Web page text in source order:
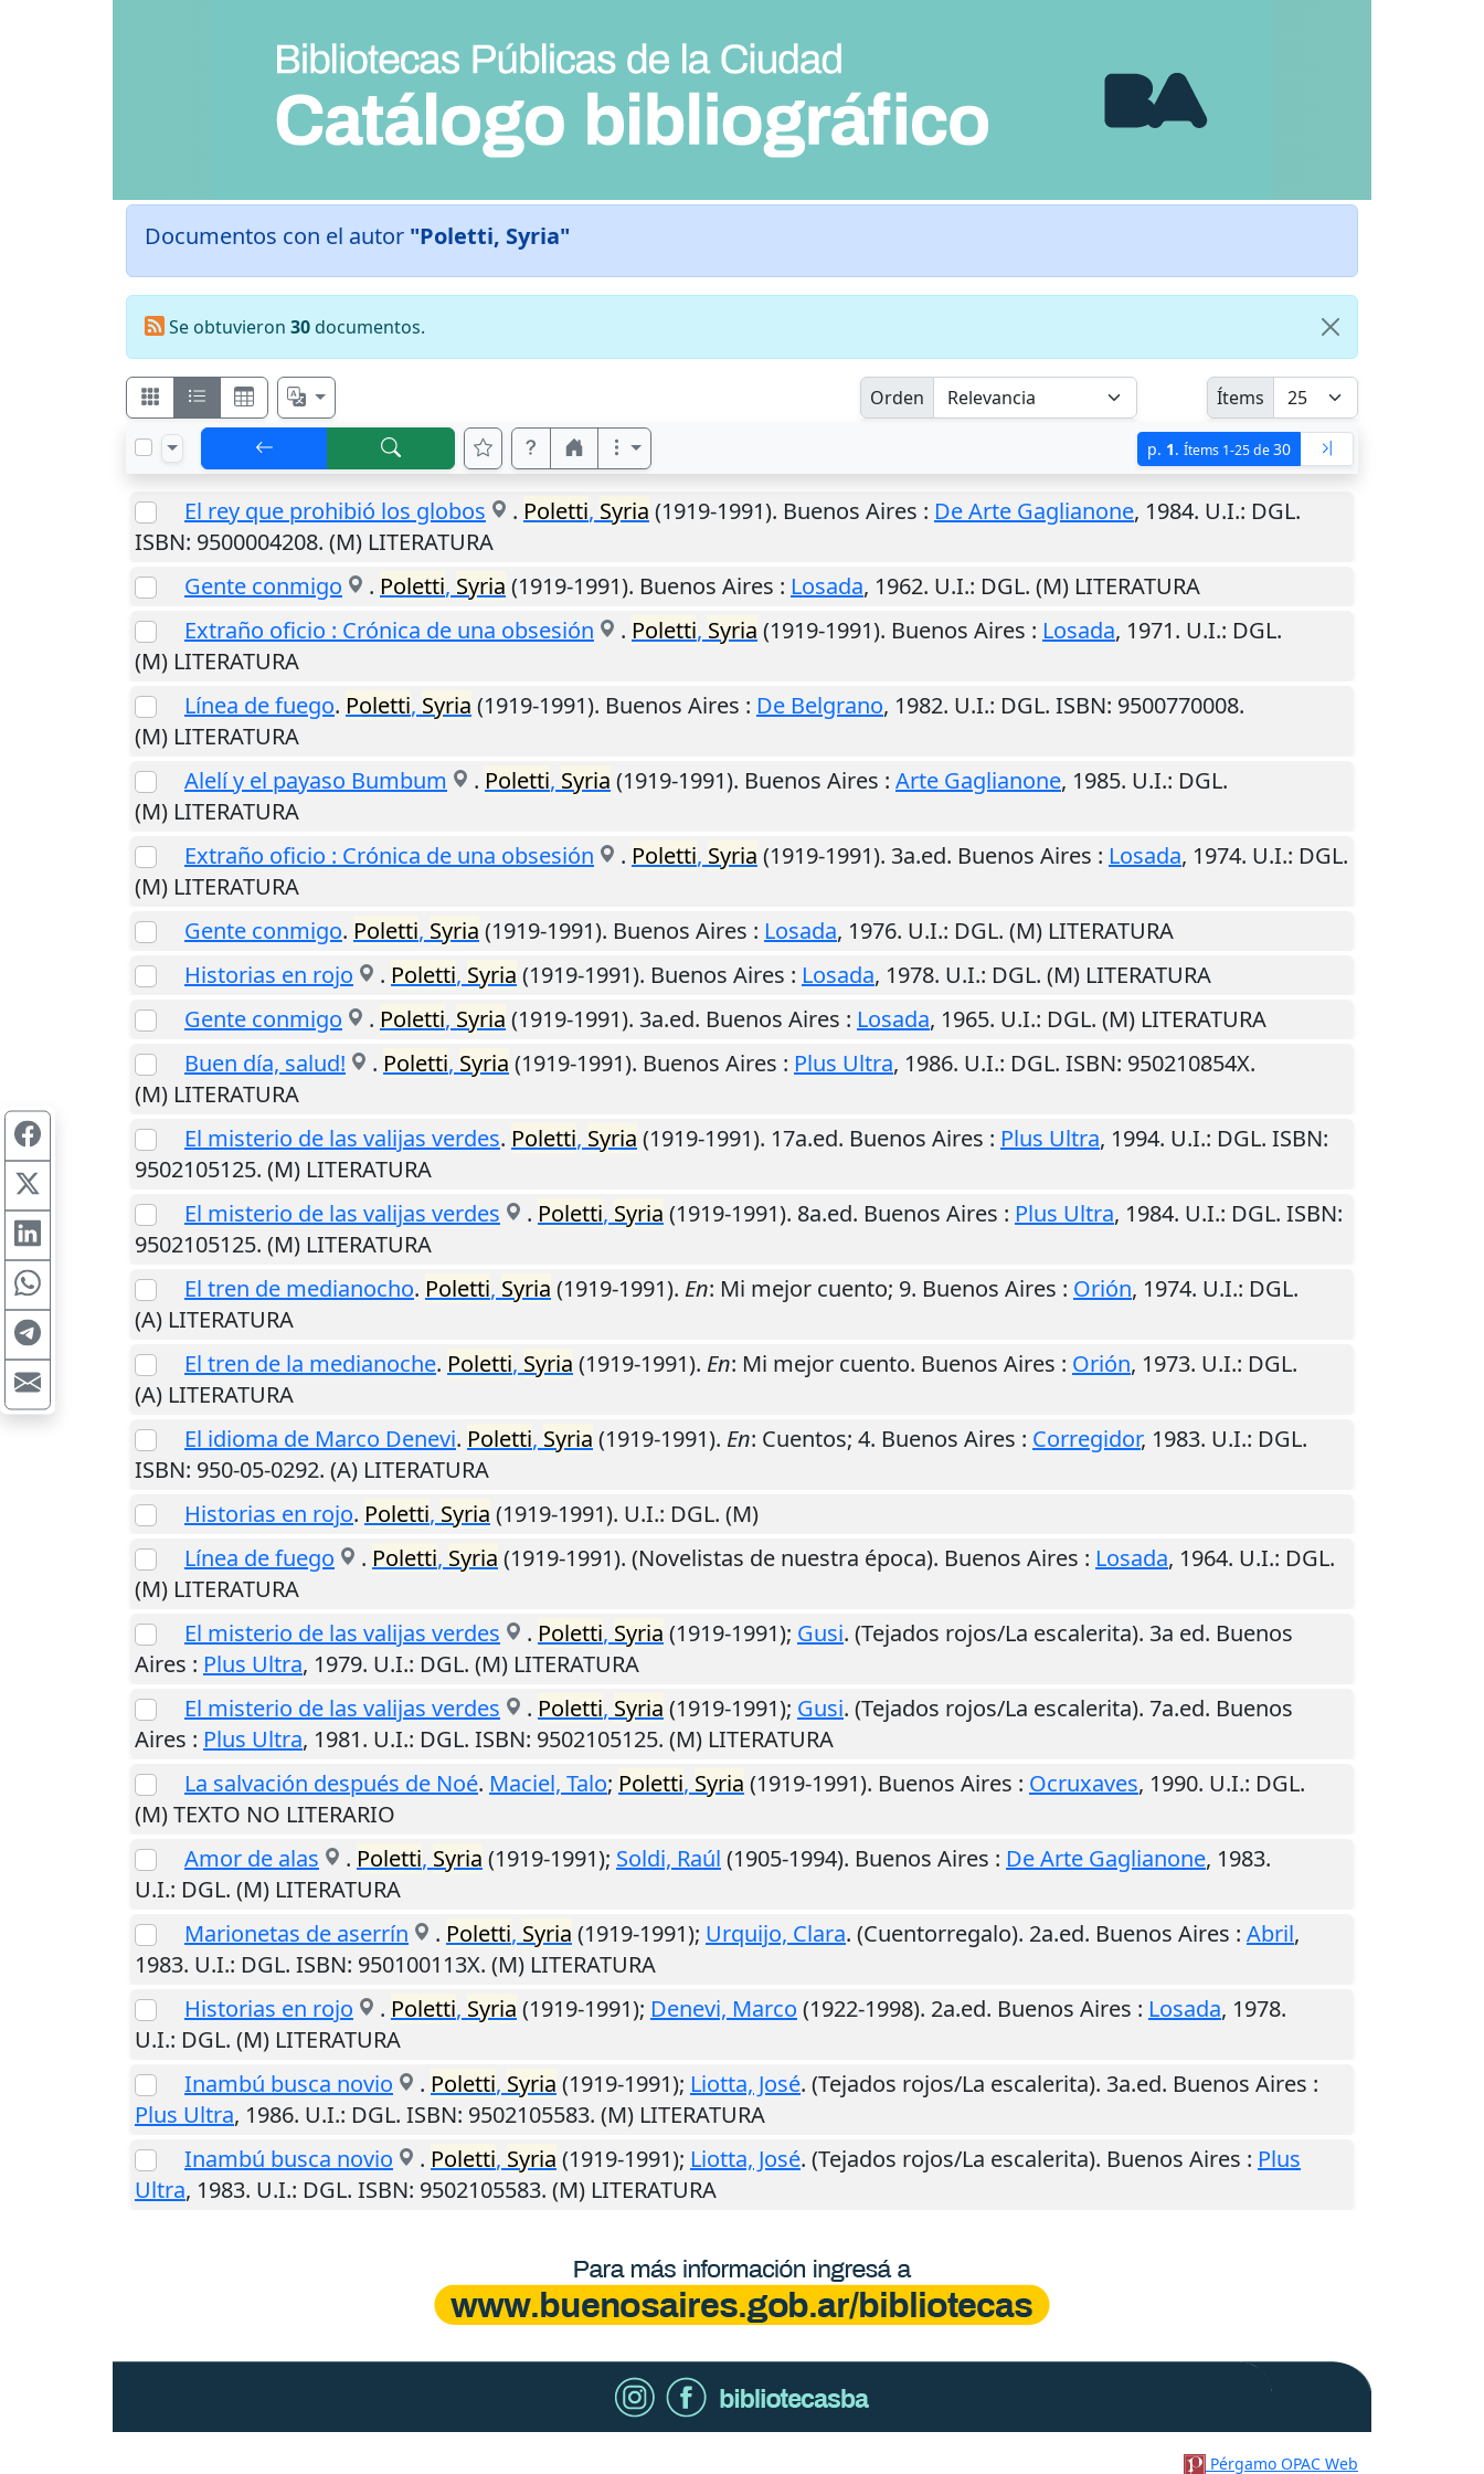
Documentos con el autor "Poletti, Syria"
Se obtuvieron 30documentos.
Orden Ítems
p. 1. Ítems 1-25 de30
El rey que prohibió los globos . Poletti, Syria (1919-1991). Buenos Aires : De Arte Gaglianone, 1984. U.I.: DGL.
ISBN: 9500004208. (M) LITERATURA
Gente conmigo
. Poletti, Syria (1919-1991). Buenos Aires : Losada, 1962. U.I.: DGL. (M) LITERATURA
Extraño oficio : Crónica de una obsesión
. Poletti, Syria (1919-1991). Buenos Aires : Losada, 1971. U.I.: DGL.
(M) LITERATURA
Línea de fuego. Poletti, Syria (1919-1991). Buenos Aires : De Belgrano, 1982. U.I.: DGL. ISBN: 9500770008.
(M) LITERATURA
Alelí y el payaso Bumbum
. Poletti, Syria (1919-1991). Buenos Aires : Arte Gaglianone, 1985. U.I.: DGL.
(M) LITERATURA
Extraño oficio : Crónica de una obsesión
. Poletti, Syria (1919-1991). 3a.ed. Buenos Aires : Losada, 1974. U.I.: DGL.
(M) LITERATURA
Gente conmigo. Poletti, Syria (1919-1991). Buenos Aires : Losada, 1976. U.I.: DGL. (M) LITERATURA
Historias en rojo
. Poletti, Syria (1919-1991). Buenos Aires : Losada, 1978. U.I.: DGL. (M) LITERATURA
Gente conmigo
. Poletti, Syria (1919-1991). 3a.ed. Buenos Aires : Losada, 1965. U.I.: DGL. (M) LITERATURA
Buen día, salud!
. Poletti, Syria (1919-1991). Buenos Aires : Plus Ultra, 1986. U.I.: DGL. ISBN: 950210854X.
(M) LITERATURA
El misterio de las valijas verdes. Poletti, Syria (1919-1991). 17a.ed. Buenos Aires : Plus Ultra, 1994. U.I.: DGL. ISBN:
9502105125. (M) LITERATURA
El misterio de las valijas verdes
. Poletti, Syria (1919-1991). 8a.ed. Buenos Aires : Plus Ultra, 1984. U.I.: DGL. ISBN:
9502105125. (M) LITERATURA
El tren de medianocho. Poletti, Syria (1919-1991). En: Mi mejor cuento; 9. Buenos Aires : Orión, 1974. U.I.: DGL.
(A) LITERATURA
El tren de la medianoche. Poletti, Syria (1919-1991). En: Mi mejor cuento. Buenos Aires : Orión, 1973. U.I.: DGL.
(A) LITERATURA
El idioma de Marco Denevi. Poletti, Syria (1919-1991). En: Cuentos; 4. Buenos Aires : Corregidor, 1983. U.I.: DGL.
ISBN: 950-05-0292. (A) LITERATURA
Historias en rojo. Poletti, Syria (1919-1991). U.I.: DGL. (M)
Línea de fuego
. Poletti, Syria (1919-1991). (Novelistas de nuestra época). Buenos Aires : Losada, 1964. U.I.: DGL.
(M) LITERATURA
El misterio de las valijas verdes
. Poletti, Syria (1919-1991); Gusi. (Tejados rojos/La escalerita). 3a ed. Buenos
Aires : Plus Ultra, 1979. U.I.: DGL. (M) LITERATURA
El misterio de las valijas verdes
. Poletti, Syria (1919-1991); Gusi. (Tejados rojos/La escalerita). 7a.ed. Buenos
Aires : Plus Ultra, 1981. U.I.: DGL. ISBN: 9502105125. (M) LITERATURA
La salvación después de Noé. Maciel, Talo; Poletti, Syria (1919-1991). Buenos Aires : Ocruxaves, 1990. U.I.: DGL.
(M) TEXTO NO LITERARIO
Amor de alas
. Poletti, Syria (1919-1991); Soldi, Raúl (1905-1994). Buenos Aires : De Arte Gaglianone, 1983.
U.I.: DGL. (M) LITERATURA
Marionetas de aserrín
. Poletti, Syria (1919-1991); Urquijo, Clara. (Cuentorregalo). 2a.ed. Buenos Aires : Abril,
1983. U.I.: DGL. ISBN: 950100113X. (M) LITERATURA
Historias en rojo
. Poletti, Syria (1919-1991); Denevi, Marco (1922-1998). 2a.ed. Buenos Aires : Losada, 1978.
U.I.: DGL. (M) LITERATURA
Inambú busca novio
. Poletti, Syria (1919-1991); Liotta, José. (Tejados rojos/La escalerita). 3a.ed. Buenos Aires :
Plus Ultra, 1986. U.I.: DGL. ISBN: 9502105583. (M) LITERATURA
Inambú busca novio
. Poletti, Syria (1919-1991); Liotta, José. (Tejados rojos/La escalerita). Buenos Aires : Plus
Ultra, 1983. U.I.: DGL. ISBN: 9502105583. (M) LITERATURA
Pérgamo OPAC Web